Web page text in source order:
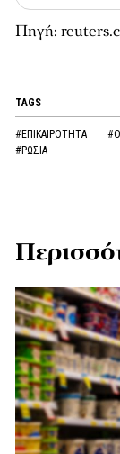
Πηγή:
TAGS
#ΕΠΙΚΑΙΡΟΤΗΤΑ
#ΡΩΣΙΑ